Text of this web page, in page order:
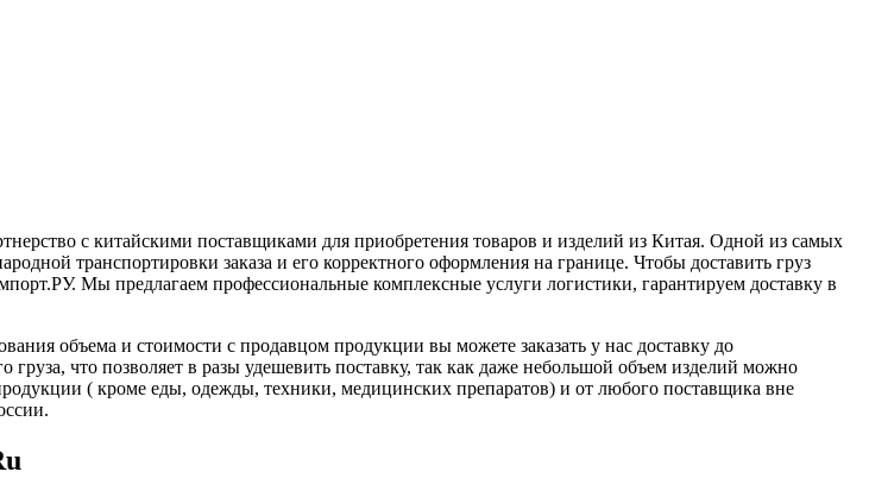
с китайскими поставщиками для приобретения товаров и изделий из Китая. Одной из самых
транспортировки заказа и его корректного оформления на границе. Чтобы доставить груз
Мы предлагаем профессиональные комплексные услуги логистики, гарантируем доставку в
объема и стоимости с продавцом продукции вы можете заказать у нас доставку до
что позволяет в разы удешевить поставку, так как даже небольшой объем изделий можно
( кроме еды, одежды, техники, медицинских препаратов) и от любого поставщика вне